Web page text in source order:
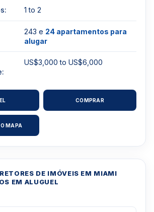
1 to 2
243 e 24 apartamentos para
alugar
US$3,000 to US$6,000
COMPRAR
MAPA
DE IMÓVEIS EM MIAMI
EM ALUGUEL